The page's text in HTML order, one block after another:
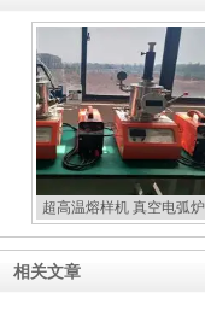
超高温熔样机 真空电弧
相关文章